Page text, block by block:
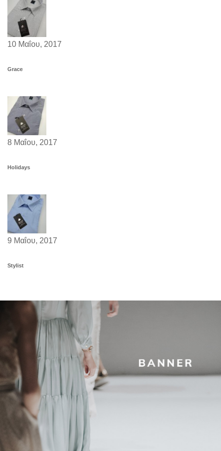
10 Μαΐου, 2017
Grace
8 Μαΐου, 2017
Holidays
9 Μαΐου, 2017
Stylist